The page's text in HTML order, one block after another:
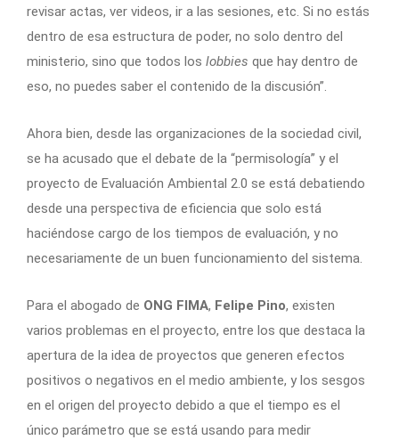
revisar actas, ver videos, ir a las sesiones, etc. Si no estás
dentro de esa estructura de poder, no solo dentro del
ministerio, sino que todos los lobbies que hay dentro de
eso, no puedes saber el contenido de la discusión”.
Ahora bien, desde las organizaciones de la sociedad civil,
se ha acusado que el debate de la “permisología” y el
proyecto de Evaluación Ambiental 2.0 se está debatiendo
desde una perspectiva de eficiencia que solo está
haciéndose cargo de los tiempos de evaluación, y no
necesariamente de un buen funcionamiento del sistema.
Para el abogado de ONG FIMA, Felipe Pino, existen
varios problemas en el proyecto, entre los que destaca la
apertura de la idea de proyectos que generen efectos
positivos o negativos en el medio ambiente, y los sesgos
en el origen del proyecto debido a que el tiempo es el
único parámetro que se está usando para medir